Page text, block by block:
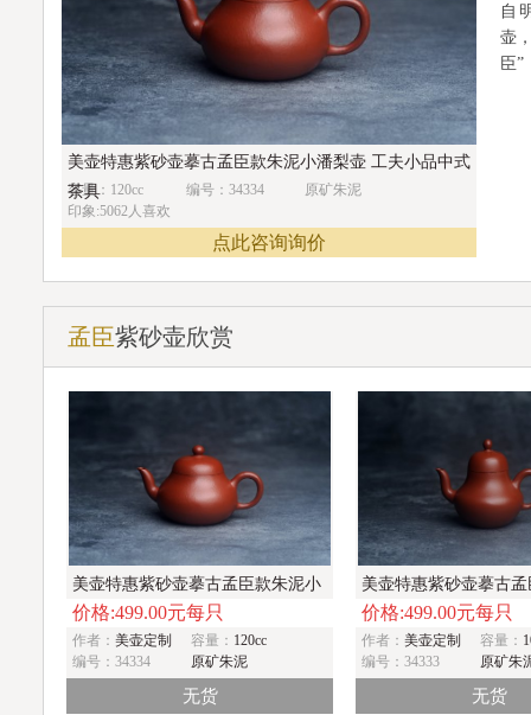
美壶特惠紫砂壶摹古孟臣款朱泥小潘梨壶 工夫小品中式
茶具
容量：120cc 编号：34334
原矿朱泥
印象:5062人喜欢
点此咨询询价
自
壶
臣”
孟臣紫砂壶欣赏
美壶特惠紫砂壶摹古孟臣款朱泥小
潘梨壶 工夫小品中式茶具
价格:499.00元每只
作者： 美壶定制 容量： 120cc
编号：34334
原矿朱泥
无货
美壶特惠紫砂壶摹古
思亭茶壶 工夫小品中
价格:499.00元每只
作者： 美壶定制 容量：
编号：34333
原矿朱
无货